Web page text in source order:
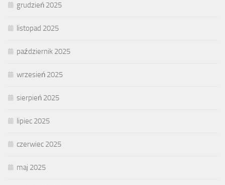
grudzień 2025
listopad 2025
październik 2025
wrzesień 2025
sierpień 2025
lipiec 2025
czerwiec 2025
maj 2025